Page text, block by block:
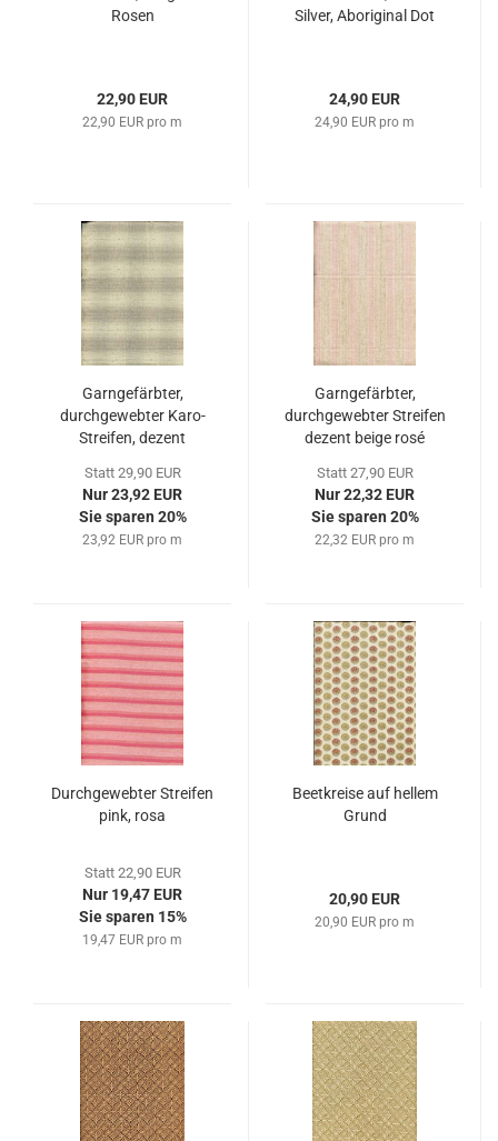
Rosen
22,90 EUR
22,90 EUR pro m
Silver, Aboriginal Dot
24,90 EUR
24,90 EUR pro m
Garngefärbter,
durchgewebter Karo-
Streifen, dezent
Statt 29,90 EUR
Nur 23,92 EUR
Sie sparen 20%
23,92 EUR pro m
Garngefärbter,
durchgewebter Streifen
dezent beige rosé
Statt 27,90 EUR
Nur 22,32 EUR
Sie sparen 20%
22,32 EUR pro m
Durchgewebter Streifen
pink, rosa
Statt 22,90 EUR
Nur 19,47 EUR
Sie sparen 15%
19,47 EUR pro m
Beetkreise auf hellem
Grund
20,90 EUR
20,90 EUR pro m